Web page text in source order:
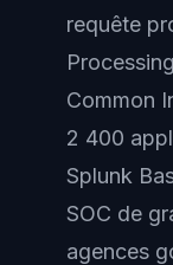
requête
Common
2 400
Splunk
SOC de
agences